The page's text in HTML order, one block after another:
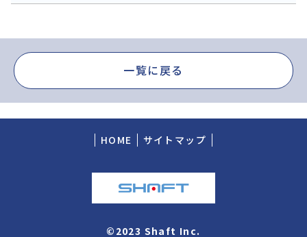
一覧に戻る
HOME サイトマップ
©2023 Shaft Inc.